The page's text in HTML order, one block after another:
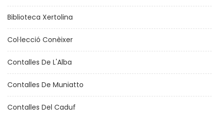
Biblioteca Xertolina
Col·lecció Conèixer
Contalles De L'Alba
Contalles De Muniatto
Contalles Del Caduf